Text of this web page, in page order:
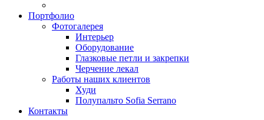
Портфолио
Фотогалерея
Интерьер
Оборудование
Глазковые петли и закрепки
Черчение лекал
Работы наших клиентов
Худи
Полупальто Sofia Serrano
Контакты